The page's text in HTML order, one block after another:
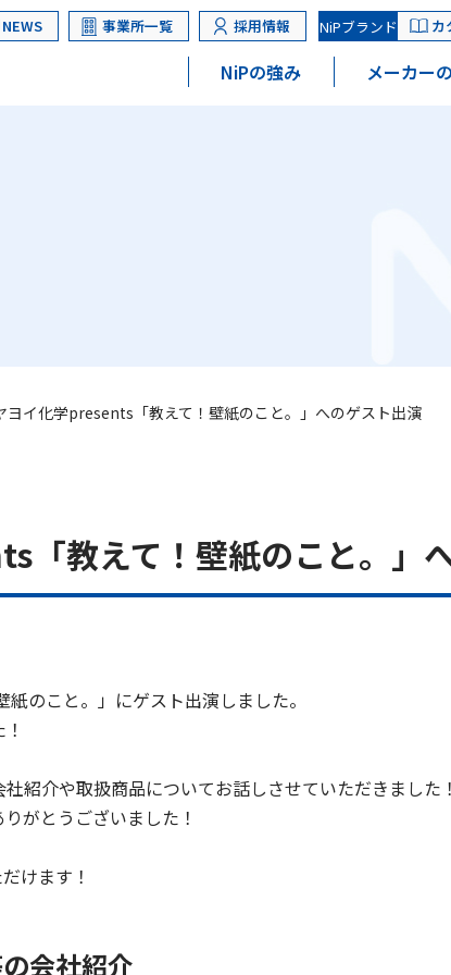
NEWS 事業所一覧 採用情報 NiPブランド カ
NiPの強み メーカー
ヨイ化学presents「教えて！壁紙のこと。」へのゲスト出演
「教えて！壁紙のこと。」
のこと。」にゲスト出演しました。
紹介や取扱商品についてお話しさせていただきました！
がとうございました！
けます！
会社紹介